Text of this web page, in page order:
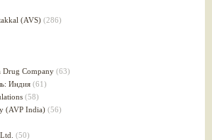
(46)(AVS) (286)
Drug Company (63)
Индия (61)
(58)
(AVP India) (56)
(50)